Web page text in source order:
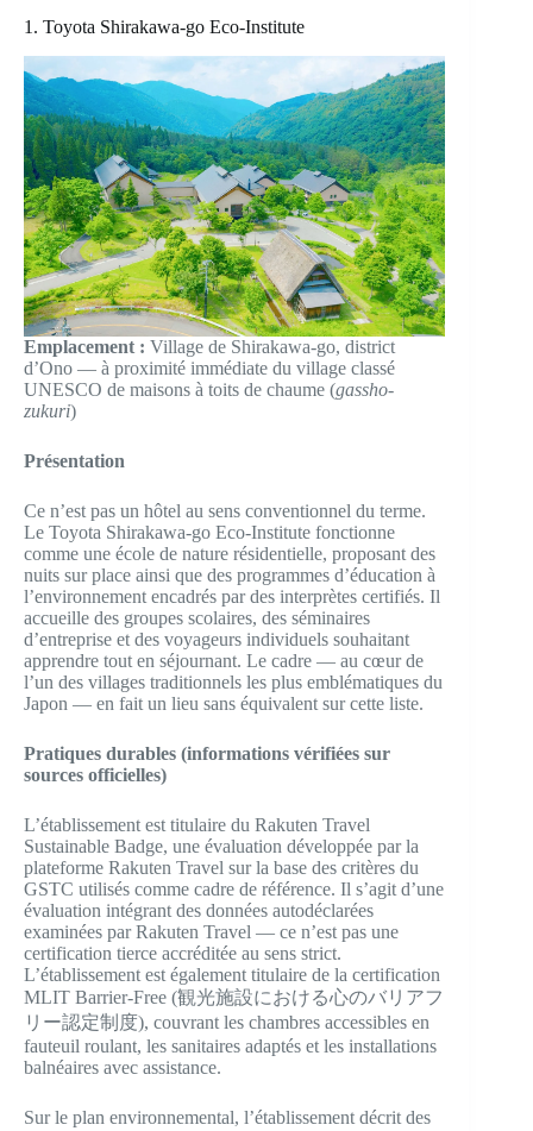
1. Toyota Shirakawa-go Eco-Institute
Emplacement : Village de Shirakawa-go, district
d’Ono — à proximité immédiate du village classé
UNESCO de maisons à toits de chaume (gassho-
zukuri)
Présentation
Ce n’est pas un hôtel au sens conventionnel du terme.
Le Toyota Shirakawa-go Eco-Institute fonctionne
comme une école de nature résidentielle, proposant des
nuits sur place ainsi que des programmes d’éducation à
l’environnement encadrés par des interprètes certifiés. Il
accueille des groupes scolaires, des séminaires
d’entreprise et des voyageurs individuels souhaitant
apprendre tout en séjournant. Le cadre — au cœur de
l’un des villages traditionnels les plus emblématiques du
Japon — en fait un lieu sans équivalent sur cette liste.
Pratiques durables (informations vérifiées sur
sources officielles)
L’établissement est titulaire du Rakuten Travel
Sustainable Badge, une évaluation développée par la
plateforme Rakuten Travel sur la base des critères du
GSTC utilisés comme cadre de référence. Il s’agit d’une
évaluation intégrant des données autodéclarées
examinées par Rakuten Travel — ce n’est pas une
certification tierce accréditée au sens strict.
L’établissement est également titulaire de la certification
MLIT Barrier-Free (観光施設における心のバリアフ
リー認定制度), couvrant les chambres accessibles en
fauteuil roulant, les sanitaires adaptés et les installations
balnéaires avec assistance.
Sur le plan environnemental, l’établissement décrit des